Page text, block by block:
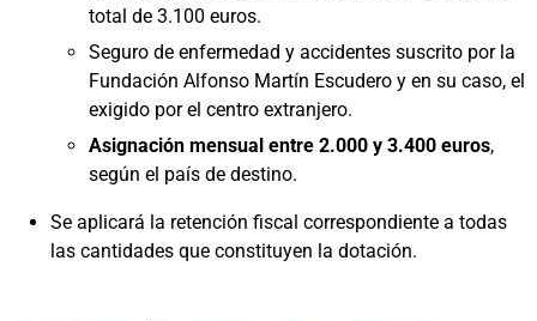
total de 3.100 euros.
Seguro de enfermedad y accidentes suscrito por la
Fundación Alfonso Martín Escudero y en su caso, el
exigido por el centro extranjero.
Asignación mensual entre 2.000 y 3.400 euros,
según el país de destino.
Se aplicará la retención fiscal correspondiente a todas
las cantidades que constituyen la dotación.